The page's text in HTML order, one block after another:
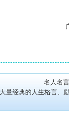
名人名言
量经典的人生格言、